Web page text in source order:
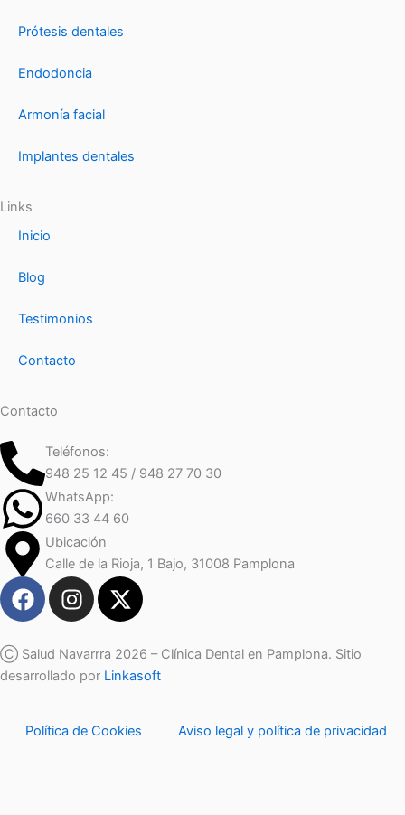
Prótesis dentales
Endodoncia
Armonía facial
Implantes dentales
Links
Inicio
Blog
Testimonios
Contacto
Contacto
Teléfonos:
948 25 12 45 / 948 27 70 30
WhatsApp:
660 33 44 60
Ubicación
Calle de la Rioja, 1 Bajo, 31008 Pamplona
F
a
e
b
o
k
I
n
t
a
r
a
X
-
w
i
t
e
Ⓒ Salud Navarrra 2026 – Clínica Dental en Pamplona. Sitio
desarrollado por Linkasoft
Política de Cookies Aviso legal y política de privacidad